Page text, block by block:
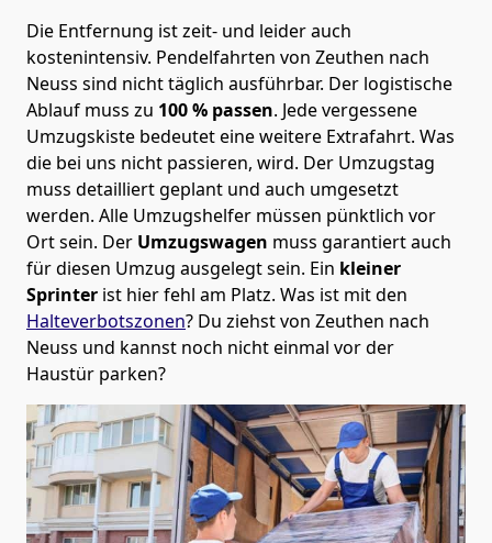
Die Entfernung ist zeit- und leider auch
kostenintensiv. Pendelfahrten von Zeuthen nach
Neuss sind nicht täglich ausführbar. Der logistische
Ablauf muss zu 100 % passen. Jede vergessene
Umzugskiste bedeutet eine weitere Extrafahrt. Was
die bei uns nicht passieren, wird. Der Umzugstag
muss detailliert geplant und auch umgesetzt
werden. Alle Umzugshelfer müssen pünktlich vor
Ort sein. Der Umzugswagen muss garantiert auch
für diesen Umzug ausgelegt sein. Ein kleiner
Sprinter ist hier fehl am Platz. Was ist mit den
Halteverbotszonen? Du ziehst von Zeuthen nach
Neuss und kannst noch nicht einmal vor der
Haustür parken?